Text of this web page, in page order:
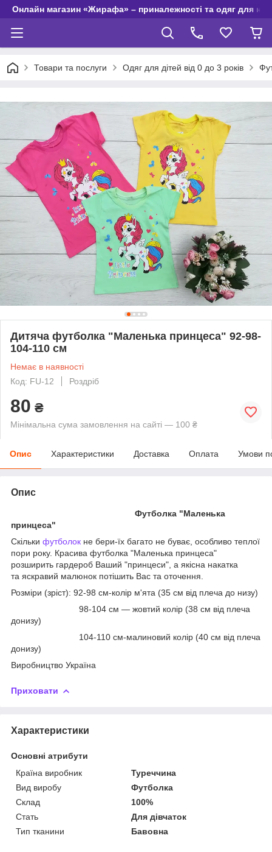
Онлайн магазин «Жирафа» – приналежності та одяг для
Товари та послуги Одяг для дітей від 0 до 3 років
Дитяча футболка "Маленька принцеса" 92-98-
104-110 см
Немає в наявності
Код: FU-12
Роздріб
80 ₴
Мінімальна сума замовлення на сайті — 100 ₴
Опис Характеристики Доставка Оплата Умови
Опис
Футболка "Маленька
принцеса"
Скільки футболок не бери-їх багато не буває, особливо теплої
пори року. Красива футболка "Маленька принцеса"
розширить гардероб Ваший "принцеси", а якісна накатка
та яскравий малюнок потішить Вас та оточення.
Розміри (зріст): 92-98 см-колір м'ята (35 см від плеча до низу)
98-104 см — жовтий колір (38 см від плеча
донизу)
104-110 см-малиновий колір (40 см від плеча
донизу)
Виробництво Україна
Приховати
Характеристики
Основні атрибути
Країна виробник
Туреччина
Вид виробу
Футболка
Склад
100%
Стать
Для дівчаток
Тип тканини
Бавовна